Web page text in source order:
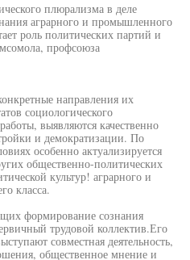
плюрализма в деле
аграрного и промышленного
роль политических партий и
профсоюза
направления их
социологического
выявляются качественно
и демократизации. По
особенно актуализируется
общественно-политических
культур! аграрного и
класса.
формирование сознания
трудовой коллектив.Его
совместная деятельность,
общественное мнение и